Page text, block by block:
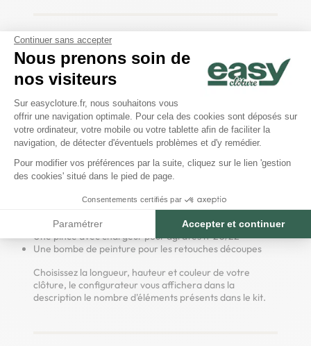
Continuer sans accepter
Nous prenons soin de
nos visiteurs
Plateforme de Gestion du
Sur easycloture.fr, nous souhaitons vous
offrir une navigation optimale. Pour cela des cookies sont déposés sur
votre ordinateur, votre mobile ou votre tablette afin de faciliter la
navigation, de détecter d'éventuels problèmes et d'y remédier.
Pour modifier vos préférences par la suite, cliquez sur le lien 'gestion
des cookies' situé dans le pied de page.
Consentements certifiés par
Paramétrer Accepter et continuer
Axeptio consent
Ce kit clôture rigide contient tout le matériel nécessaire
pose de clôture avec occultation par brise-vue
toile PVC
Il contient :
Des panneaux grillages rigides Ø 4/5mm L2m50, en
maille de 200x55
Des poteaux à clips (longueur des poteaux plus hautes
de 50cm pour permettre le scellement)
Des clips de fixation pour fixer le panneau sur les
poteaux
Des agrafes vertes ou grises suivant la couleur de
Une clé BTR n°3
Une pince avec chargeur pour agrafes n°20/22
Une bombe de peinture pour les retouches découpes
Choisissez la longueur, hauteur et couleur de votre
clôture, le configurateur vous affichera dans la
description le nombre d'éléments présents dans le kit.